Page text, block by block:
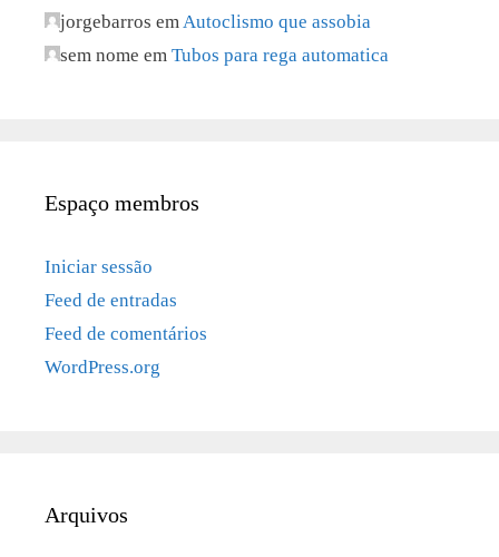
jorgebarros emAutoclismo que assobia
sem nome em Tubos para rega automatica
Espaço membros
Iniciar sessão
Feed de entradas
Feed de comentários
WordPress.org
Arquivos